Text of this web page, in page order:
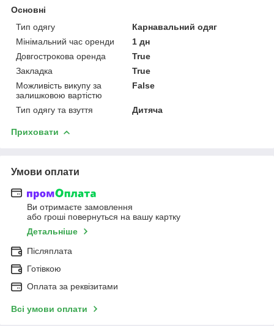
Основні
Тип одягу
Карнавальний одяг
Мінімальний час оренди
1 дн
Довгострокова оренда
True
Закладка
True
Можливість викупу за
залишковою вартістю
False
Тип одягу та взуття Дитяча
Приховати
Умови оплати
Ви отримаєте замовлення
або гроші повернуться на вашу картку
Детальніше
Післяплата
Готівкою
Оплата за реквізитами
Всі умови оплати